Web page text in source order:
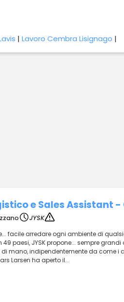
| Lavoro Cembra Lisignago |
e Sales Assistant -
JYSK
facile arredare ogni ambiente di
paesi, JYSK propone... sempre grandi
mano, indipendentemente da come i
Larsen ha aperto il...